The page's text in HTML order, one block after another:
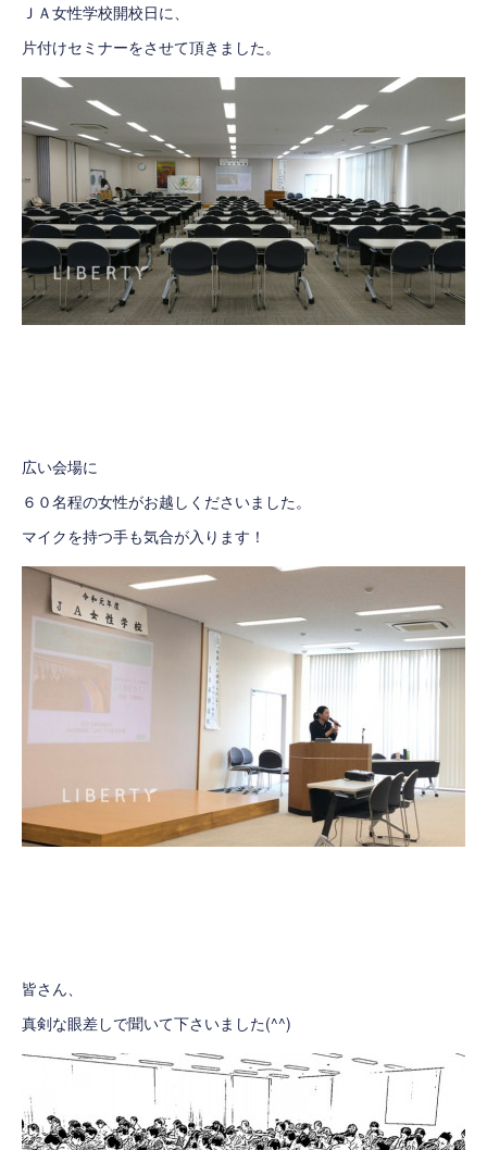
ＪＡ女性学校開校日に、
片付けセミナーをさせて頂きました。
広い会場に
６０名程の女性がお越しくださいました。
マイクを持つ手も気合が入ります！
皆さん、
真剣な眼差しで聞いて下さいました(^^)